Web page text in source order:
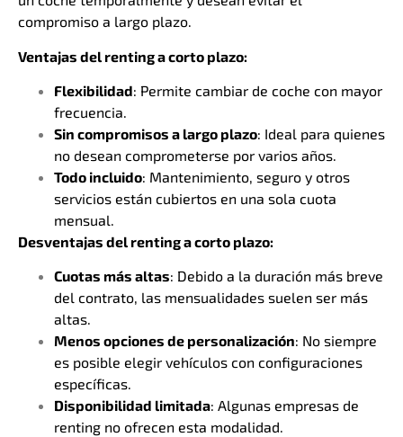
compromiso a largo plazo.
Ventajas del renting a corto plazo:
Flexibilidad: Permite cambiar de coche con mayor
frecuencia.
Sin compromisos a largo plazo: Ideal para quienes
no desean comprometerse por varios años.
Todo incluido: Mantenimiento, seguro y otros
servicios están cubiertos en una sola cuota
mensual.
Desventajas del renting a corto plazo:
Cuotas más altas: Debido a la duración más breve
del contrato, las mensualidades suelen ser más
altas.
Menos opciones de personalización: No siempre
es posible elegir vehículos con configuraciones
específicas.
Disponibilidad limitada: Algunas empresas de
renting no ofrecen esta modalidad.